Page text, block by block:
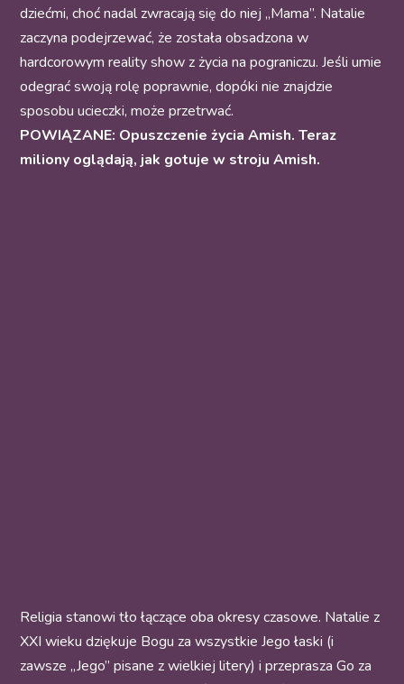
dziećmi, choć nadal zwracają się do niej „Mama”. Natalie
zaczyna podejrzewać, że została obsadzona w
hardcorowym reality show z życia na pograniczu. Jeśli umie
odegrać swoją rolę poprawnie, dopóki nie znajdzie
sposobu ucieczki, może przetrwać.
POWIĄZANE: Opuszczenie życia Amish. Teraz
miliony oglądają, jak gotuje w stroju Amish.
Religia stanowi tło łączące oba okresy czasowe. Natalie z
XXI wieku dziękuje Bogu za wszystkie Jego łaski (i
zawsze „Jego” pisane z wielkiej litery) i przeprasza Go za